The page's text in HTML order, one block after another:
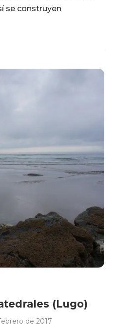
se construyen
(Lugo)
de 2017